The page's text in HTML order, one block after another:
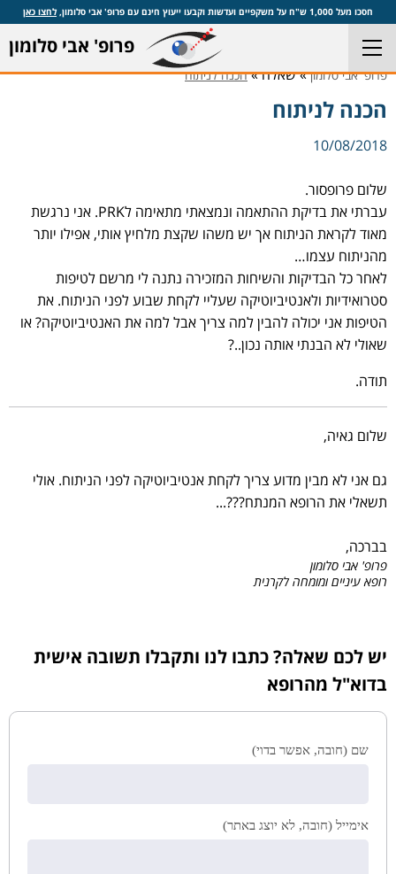
חסכו מעל 1,000 ש"ח על משקפיים ועדשות וקבעו ייעוץ חינם עם פרופ' אבי סלומון, לחצו כאן
פרופ' אבי סלומון
פרופ' אבי סלומון» שאלה »הכנה לניתוח
הכנה לניתוח
10/08/2018
שלום פרופסור.
עברתי את בדיקת ההתאמה ונמצאתי מתאימה לPRK. אני נרגשת
מאוד לקראת הניתוח אך יש משהו שקצת מלחיץ אותי, אפילו יותר
מהניתוח עצמו…
לאחר כל הבדיקות והשיחות המזכירה נתנה לי מרשם לטיפות
סטרואידיות ולאנטיביוטיקה שעליי לקחת שבוע לפני הניתוח. את
הטיפות אני יכולה להבין למה צריך אבל למה את האנטיביוטיקה? או
שאולי לא הבנתי אותה נכון..?
תודה.
שלום גאיה,
גם אני לא מבין מדוע צריך לקחת אנטיביוטיקה לפני הניתוח. אולי
תשאלי את הרופא המנתח???...
בברכה,
פרופ' אבי סלומון
רופא עיניים ומומחה לקרנית
יש לכם שאלה? כתבו לנו ותקבלו תשובה אישית
בדוא"ל מהרופא
שם (חובה, אפשר בדוי)
אימייל (חובה, לא יוצג באתר)